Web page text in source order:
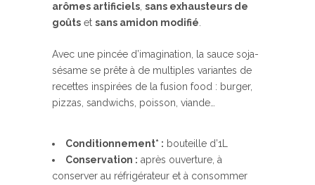
arômes artificiels, sans exhausteurs de
goûts et sans amidon modifié.
Avec une pincée d’imagination, la sauce soja-
sésame se prête à de multiples variantes de
recettes inspirées de la fusion food : burger,
pizzas, sandwichs, poisson, viande…
Conditionnement* : bouteille d’1L
Conservation : après ouverture, à
conserver au réfrigérateur et à consommer